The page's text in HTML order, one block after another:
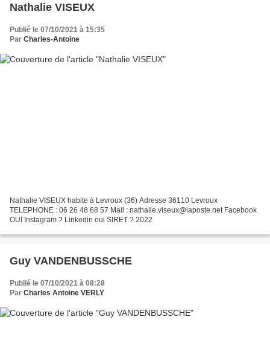
Nathalie VISEUX
Publié le 07/10/2021 à 15:35
Par Charles-Antoine
Nathalie VISEUX habite à Levroux (36) Adresse 36110 Levroux
TELEPHONE : 06 26 48 68 57 Mail : nathalie.viseux@laposte.net Facebook
OUI Instagram ? Linkedin oui SIRET ? 2022
Guy VANDENBUSSCHE
Publié le 07/10/2021 à 08:28
Par Charles Antoine VERLY